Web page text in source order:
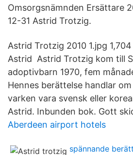
Omsorgsnämnden Ersättare
12-31 Astrid Trotzig.
Astrid Trotzig 2010 1.jpg
Astrid Astrid Trotzig kom till
adoptivbarn 1970, fem
Hennes berättelse handlar
varken vara svensk eller
Astrid. Inbunden bok. Gott
Aberdeen airport hotels
spännande